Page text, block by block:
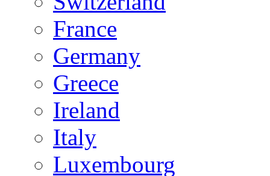
France
Germany
Greece
Ireland
Italy
Luxembourg